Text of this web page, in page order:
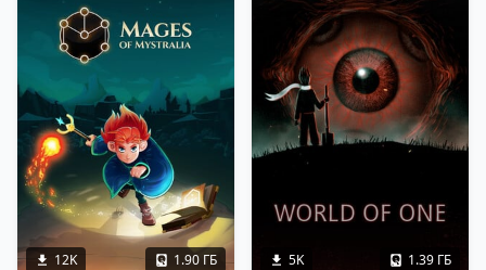
12K 1.90 ГБ 5K 1.39 ГБ